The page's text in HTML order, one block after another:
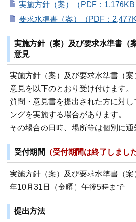
実施方針（案）（PDF：1,176KB
要求水準書（案）（PDF：
実施方針（案）及び要求水準書（
意見
実施方針（案）及び要求水準書（案
意見を以下のとおり受け付けます。
質問・意見書を提出された方に対し
ングを実施する場合があります。
その場合の日時、場所等は個別に通
受付期間 （受付期間は終了しました
実施方針（案）及び要求水準書（
年10月31日（金曜）午後5時まで
提出方法